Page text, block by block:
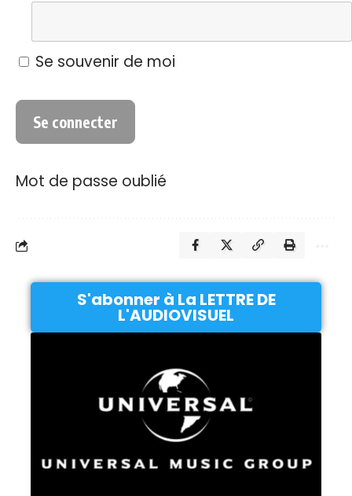
Se souvenir de moi
Mot de passe oublié
S'abonner à La LETTRE DE
L'AUDIOVISUEL